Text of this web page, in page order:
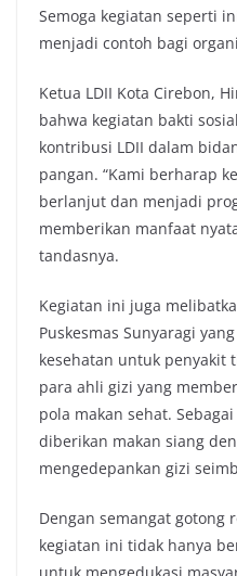
Semoga kegiatan seperti
menjadi contoh bagi
Ketua LDII Kota Cirebon,
bahwa kegiatan bakti
kontribusi LDII dalam
pangan. “Kami berharap
berlanjut dan menjadi
memberikan manfaat
tandasnya.
Kegiatan ini juga
Puskesmas Sunyaragi
kesehatan untuk penyakit
para ahli gizi yang
pola makan sehat.
diberikan makan siang
mengedepankan gizi
Dengan semangat gotong
kegiatan ini tidak hanya